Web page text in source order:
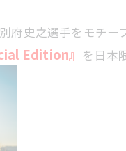
府史之選手をモチー
Edition』 を日本